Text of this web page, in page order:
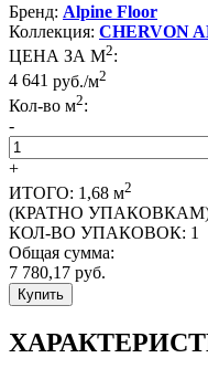
Бренд: Alpine Floor
Коллекция: CHERVON
ЦЕНА ЗА М2:
4 641 руб./м2
Кол-во м2:
-
+
ИТОГО: 1,68 м2
(КРАТНО
КОЛ-ВО УПАКОВОК: 1
Общая сумма:
7 780,17 руб.
Купить